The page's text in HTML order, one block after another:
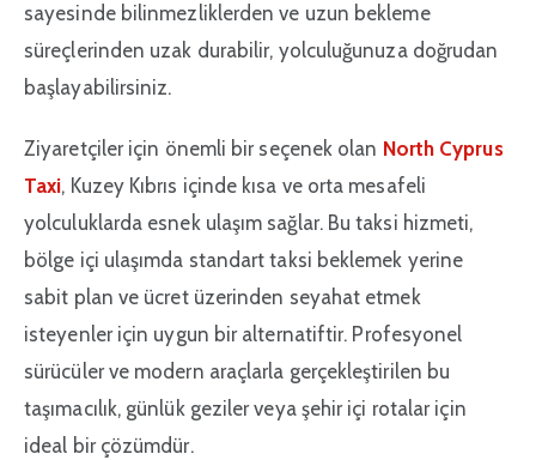
sayesinde bilinmezliklerden ve uzun bekleme
süreçlerinden uzak durabilir, yolculuğunuza doğrudan
başlayabilirsiniz.
Ziyaretçiler için önemli bir seçenek olan North Cyprus
Taxi, Kuzey Kıbrıs içinde kısa ve orta mesafeli
yolculuklarda esnek ulaşım sağlar. Bu taksi hizmeti,
bölge içi ulaşımda standart taksi beklemek yerine
sabit plan ve ücret üzerinden seyahat etmek
isteyenler için uygun bir alternatiftir. Profesyonel
sürücüler ve modern araçlarla gerçekleştirilen bu
taşımacılık, günlük geziler veya şehir içi rotalar için
ideal bir çözümdür.